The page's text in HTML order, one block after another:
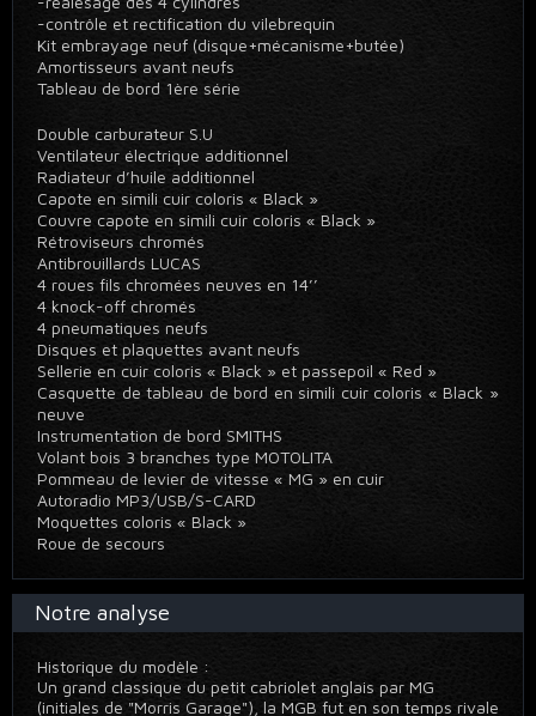
-contrôle et rectification du vilebrequin
Kit embrayage neuf (disque+mécanisme+butée)
Amortisseurs avant neufs
Tableau de bord 1ère série
Double carburateur S.U
Ventilateur électrique additionnel
Radiateur d’huile additionnel
Capote en simili cuir coloris « Black »
Couvre capote en simili cuir coloris « Black »
Rétroviseurs chromés
Antibrouillards LUCAS
4 roues fils chromées neuves en 14’’
4 knock-off chromés
4 pneumatiques neufs
Disques et plaquettes avant neufs
Sellerie en cuir coloris « Black » et passepoil « Red »
Casquette de tableau de bord en simili cuir coloris « Black »
neuve
Instrumentation de bord SMITHS
Volant bois 3 branches type MOTOLITA
Pommeau de levier de vitesse « MG » en cuir
Autoradio MP3/USB/S-CARD
Moquettes coloris « Black »
Roue de secours
Notre analyse
Historique du modèle :
Un grand classique du petit cabriolet anglais par MG
(initiales de "Morris Garage"), la MGB fut en son temps rivale